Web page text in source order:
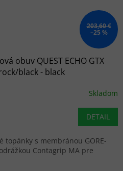
203,60 €
–25 %
obuv QUEST ECHO GTX
black - black
Skladom
DETAIL
topánky s membránou GORE-
Contagrip MA pre